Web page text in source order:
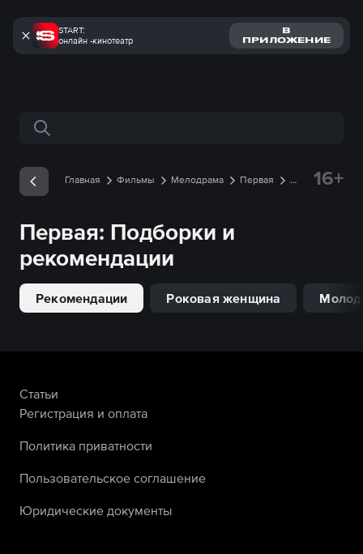
START:
онлайн -кинотеатр
В
ПРИЛОЖЕНИЕ
Поиск по сайту
Главная Фильмы Мелодрама
Первая
16+
Первая: Подборки и
рекомендации
Рекомендации Роковая женщина
Статьи
Регистрация и оплата
Политика приватности
Пользовательское соглашение
Юридические документы